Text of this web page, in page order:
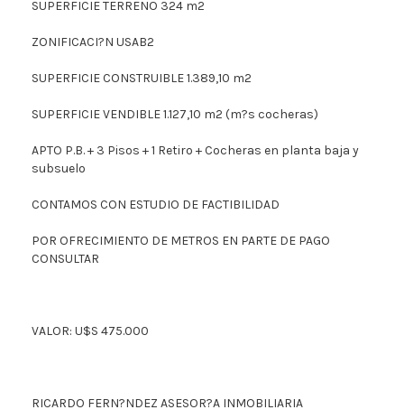
SUPERFICIE TERRENO 324 m2
ZONIFICACI?N USAB2
SUPERFICIE CONSTRUIBLE 1.389,10 m2
SUPERFICIE VENDIBLE 1.127,10 m2 (m?s cocheras)
APTO P.B. + 3 Pisos + 1 Retiro + Cocheras en planta baja y
subsuelo
CONTAMOS CON ESTUDIO DE FACTIBILIDAD
POR OFRECIMIENTO DE METROS EN PARTE DE PAGO
CONSULTAR
VALOR: U$S 475.000
RICARDO FERN?NDEZ ASESOR?A INMOBILIARIA